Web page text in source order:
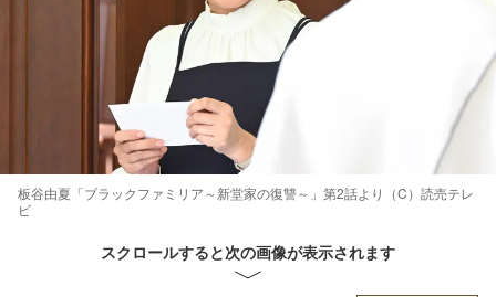
板谷由夏「ブラックファミリア～新堂家の復讐～」第2話より（C）読売テレ
ビ
スクロールすると次の画像が表示されます